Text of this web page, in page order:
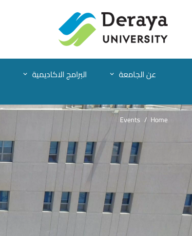
عن الجامعة البرامج الاكاديمية
Home
Events